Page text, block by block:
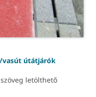
vasút útátjárók
letölthető